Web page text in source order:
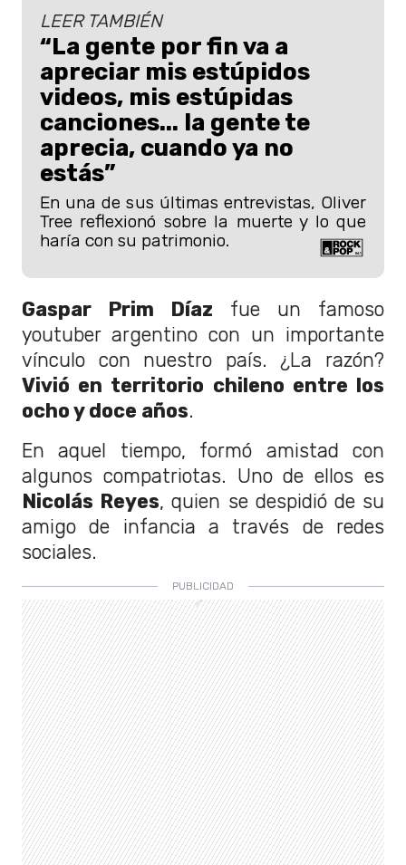
LEER TAMBIÉN
“La gente por fin va a
apreciar mis estúpidos
videos, mis estúpidas
canciones... la gente te
aprecia, cuando ya no
estás”
En una de sus últimas entrevistas, Oliver
Tree reflexionó sobre la muerte y lo que
haría con su patrimonio.
Gaspar Prim Díaz fue un famoso
youtuber argentino con un importante
vínculo con nuestro país. ¿La razón?
Vivió en territorio chileno entre los
ocho y doce años.
En aquel tiempo, formó amistad con
algunos compatriotas. Uno de ellos es
Nicolás Reyes, quien se despidió de su
amigo de infancia a través de redes
sociales.